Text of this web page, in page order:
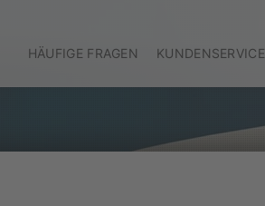
HÄUFIGE FRAGEN KUNDENSERVICE